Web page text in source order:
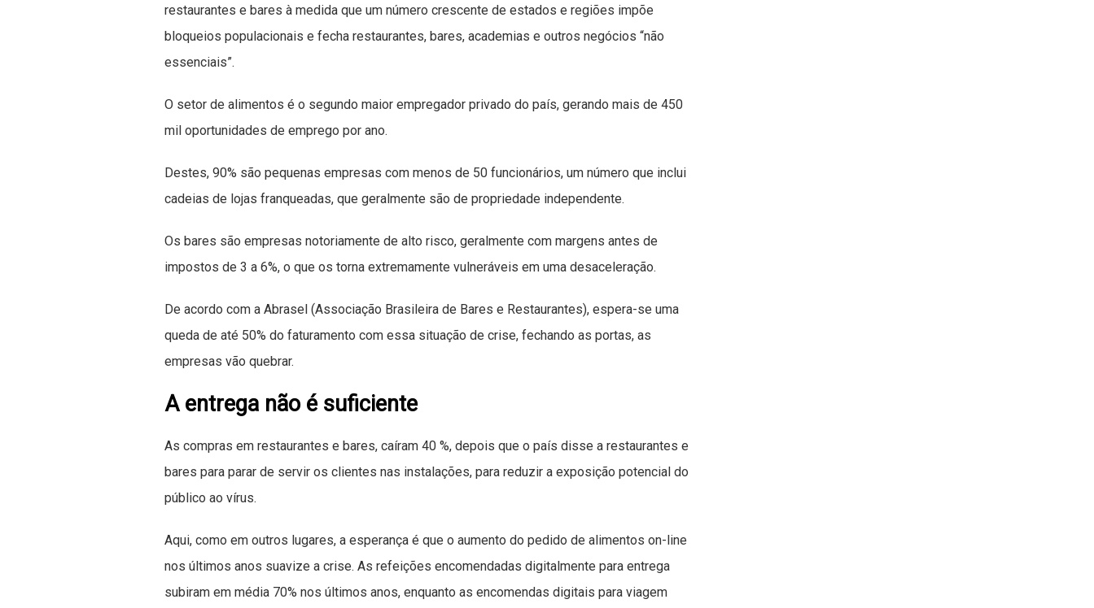
restaurantes e bares à medida que um número crescente de estados e regiões impõe
bloqueios populacionais e fecha restaurantes, bares, academias e outros negócios “não
essenciais”.
O setor de alimentos é o segundo maior empregador privado do país, gerando mais de 450
mil oportunidades de emprego por ano.
Destes, 90% são pequenas empresas com menos de 50 funcionários, um número que inclui
cadeias de lojas franqueadas, que geralmente são de propriedade independente.
Os bares são empresas notoriamente de alto risco, geralmente com margens antes de
impostos de 3 a 6%, o que os torna extremamente vulneráveis ​​em uma desaceleração.
De acordo com a Abrasel (Associação Brasileira de Bares e Restaurantes), espera-se uma
queda de até 50% do faturamento com essa situação de crise, fechando as portas, as
empresas vão quebrar.
A entrega não é suficiente
As compras em restaurantes e bares, caíram 40 %, depois que o país disse a restaurantes e
bares para parar de servir os clientes nas instalações, para reduzir a exposição potencial do
público ao vírus.
Aqui, como em outros lugares, a esperança é que o aumento do pedido de alimentos on-line
nos últimos anos suavize a crise. As refeições encomendadas digitalmente para entrega
subiram em média 70% nos últimos anos, enquanto as encomendas digitais para viagem